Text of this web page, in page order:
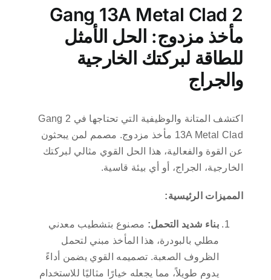
2 Gang 13A Metal Clad
مأخذ مزدوج: الحل الأمثل
للطاقة لبركتك الخارجية
والجراج
اكتشف المتانة والوظيفية التي تحتاجها في 2 Gang
13A Metal Clad مأخذ مزدوج. مصمم لمن يبحثون
عن القوة والفعالية، هذا الحل القوي مثالي لبركتك
الخارجية، الجراج، أو أي بيئة قاسية.
المميزات الرئيسية:
بناء شديد التحمل: مصنوع بتشطيب معدني
مطلي بالبودرة، هذا المأخذ مبني لتحمل
الظروف الصعبة. تصميمه القوي يضمن أداءً
يدوم طويلاً، مما يجعله خيارًا مثاليًا للاستخدام